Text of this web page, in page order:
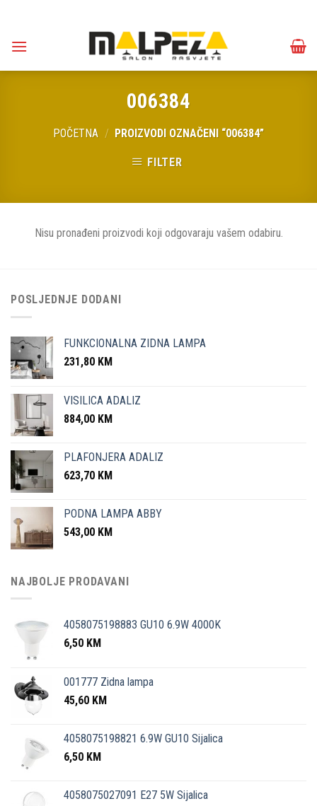
content
006384
POČETNA / PROIZVODI OZNAČENI “006384”
FILTER
Nisu pronađeni proizvodi koji odgovaraju vašem odabiru.
POSLJEDNJE DODANI
FUNKCIONALNA ZIDNA LAMPA
231,80 KM
VISILICA ADALIZ
884,00 KM
PLAFONJERA ADALIZ
623,70 KM
PODNA LAMPA ABBY
543,00 KM
NAJBOLJE PRODAVANI
4058075198883 GU10 6.9W 4000K
6,50 KM
001777 Zidna lampa
45,60 KM
4058075198821 6.9W GU10 Sijalica
6,50 KM
4058075027091 E27 5W Sijalica